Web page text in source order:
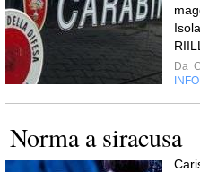
Da
Norma a siracusa